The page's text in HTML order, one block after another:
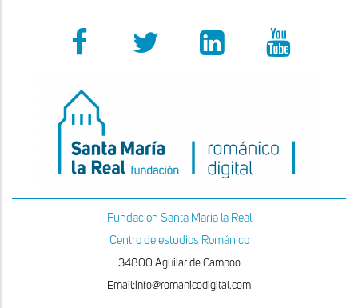
Fundacion Santa Maria la Real
Centro de estudios Románico
34800 Aguilar de Campoo
Email:info@romanicodigital.com